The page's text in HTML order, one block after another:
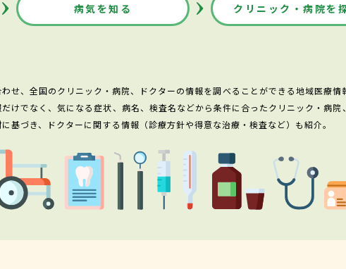
病気を知る クリニック・病院を
せ、全国のクリニック・病院、ドクターの情報を調べることができる地域医療情
でなく、気になる症状、病名、検査名などから条件に合ったクリニック・病院
基づき、ドクターに関する情報（診療方針や得意な治療・検査など）も紹介。